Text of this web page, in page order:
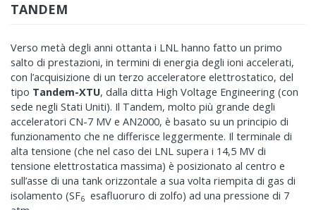
TANDEM
Verso metà degli anni ottanta i LNL hanno fatto un primo
salto di prestazioni, in termini di energia degli ioni accelerati,
con l’acquisizione di un terzo acceleratore elettrostatico, del
tipo Tandem-XTU, dalla ditta High Voltage Engineering (con
sede negli Stati Uniti). Il Tandem, molto più grande degli
acceleratori CN-7 MV e AN2000, è basato su un principio di
funzionamento che ne differisce leggermente. Il terminale di
alta tensione (che nel caso dei LNL supera i 14,5 MV di
tensione elettrostatica massima) è posizionato al centro e
sull’asse di una tank orizzontale a sua volta riempita di gas di
isolamento (SF6 esafluoruro di zolfo) ad una pressione di 7